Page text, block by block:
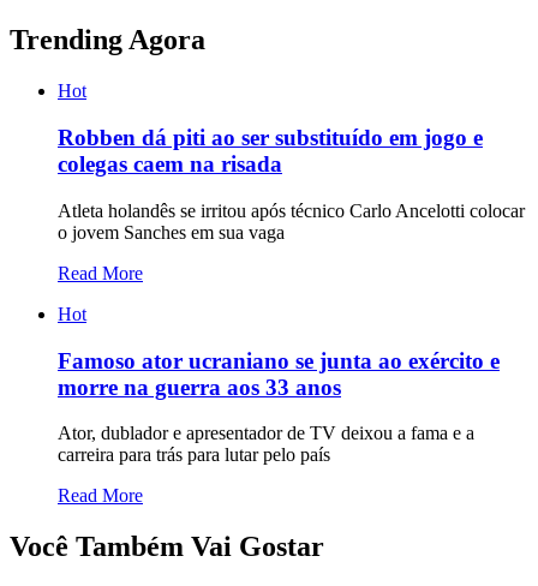
Trending Agora
Hot
Robben dá piti ao ser substituído em jogo e
colegas caem na risada
Atleta holandês se irritou após técnico Carlo Ancelotti colocar
o jovem Sanches em sua vaga
Read More
Hot
Famoso ator ucraniano se junta ao exército e
morre na guerra aos 33 anos
Ator, dublador e apresentador de TV deixou a fama e a
carreira para trás para lutar pelo país
Read More
Você Também Vai Gostar